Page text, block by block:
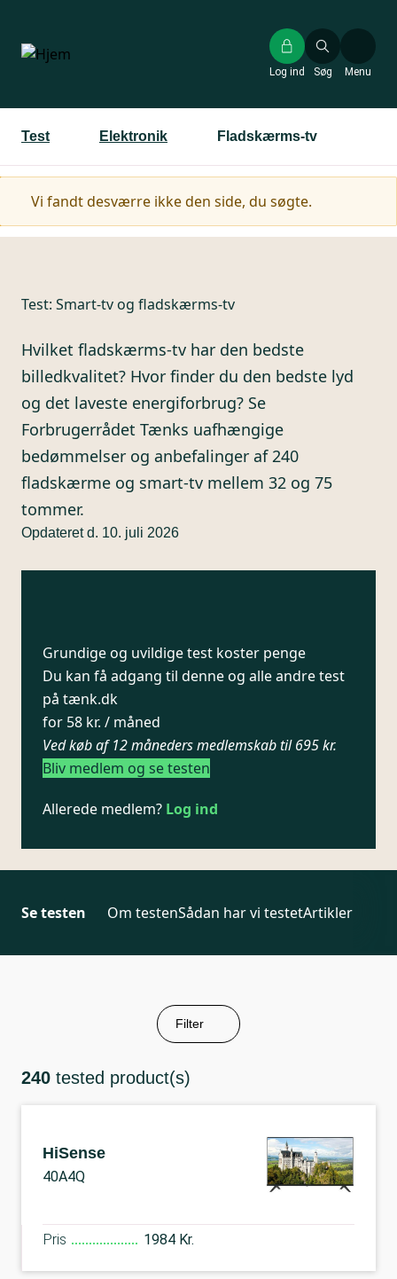
hovedindhold
Søg
Log ind Menu
Test Elektronik Fladskærms-tv
Advarselsmeddelelse
Vi fandt desværre ikke den side, du søgte.
Test: Smart-tv og fladskærms-tv
Hvilket fladskærms-tv har den bedste
billedkvalitet? Hvor finder du den bedste lyd
og det laveste energiforbrug? Se
Forbrugerrådet Tænks uafhængige
bedømmelser og anbefalinger af 240
fladskærme og smart-tv mellem 32 og 75
tommer.
Opdateret d. 10. juli 2026
Grundige og uvildige test koster penge
Du kan få adgang til denne og alle andre test
på tænk.dk
for 58 kr. / måned
Ved køb af 12 måneders medlemskab til 695 kr.
Bliv medlem og se testen
Allerede medlem? Log ind
Se testen Om testenSådan har vi testetArtikler
Filter
240 tested product(s)
HiSense
40A4Q
Pris 1984 Kr.